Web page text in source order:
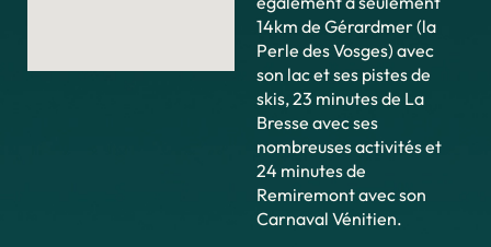
14km de Gérardmer (la
Perle des Vosges) avec
son lac et ses pistes de
skis, 23 minutes de La
Bresse avec ses
nombreuses activités et
24 minutes de
Remiremont avec son
Carnaval Vénitien.